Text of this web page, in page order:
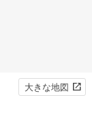
大きな地図